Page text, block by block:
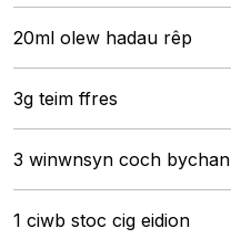
20ml olew hadau rêp
3g teim ffres
3 winwnsyn coch bychan
1 ciwb stoc cig eidion